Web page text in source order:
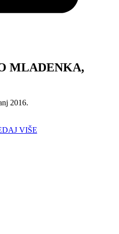
MLADENKA,
2016.
VIŠE